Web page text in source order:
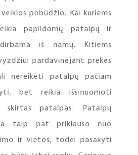
pobūdžio. Kai kuriems
papildomų patalpų ir
iš namų. Kitiems
pardavinėjant prekes
nereikėti patalpų pačiam
bet reikia išsinuomoti
skirtas patalpas. Patalpų
taip pat priklauso nuo
ir vietos, todėl pasakyti